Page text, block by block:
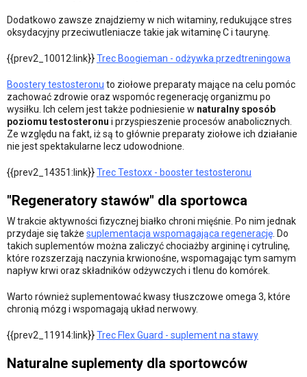
Dodatkowo zawsze znajdziemy w nich witaminy, redukujące stres
oksydacyjny przeciwutleniacze takie jak witaminę C i taurynę.
{{prev2_10012:link}}Trec Boogieman - odżywka przedtreningowa
Boostery testosteronu to ziołowe preparaty mające na celu pomóc
zachować zdrowie oraz wspomóc regenerację organizmu po
wysiłku. Ich celem jest także podniesienie w naturalny sposób
poziomu testosteronu i przyspieszenie procesów anabolicznych.
Ze względu na fakt, iż są to głównie preparaty ziołowe ich działanie
nie jest spektakularne lecz udowodnione.
{{prev2_14351:link}}Trec Testoxx - booster testosteronu
"Regeneratory stawów" dla sportowca
W trakcie aktywności fizycznej białko chroni mięśnie. Po nim jednak
przydaje się także suplementacja wspomagająca regenerację . Do
takich suplementów można zaliczyć chociażby argininę i cytrulinę,
które rozszerzają naczynia krwionośne, wspomagając tym samym
napływ krwi oraz składników odżywczych i tlenu do komórek.
Warto również suplementować kwasy tłuszczowe omega 3, które
chronią mózg i wspomagają układ nerwowy.
{{prev2_11914:link}}Trec Flex Guard - suplement na stawy
Naturalne suplementy dla sportowców